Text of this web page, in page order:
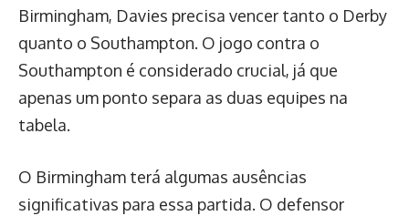
Birmingham, Davies precisa vencer tanto o Derby
quanto o Southampton. O jogo contra o
Southampton é considerado crucial, já que
apenas um ponto separa as duas equipes na
tabela.
O Birmingham terá algumas ausências
significativas para essa partida. O defensor